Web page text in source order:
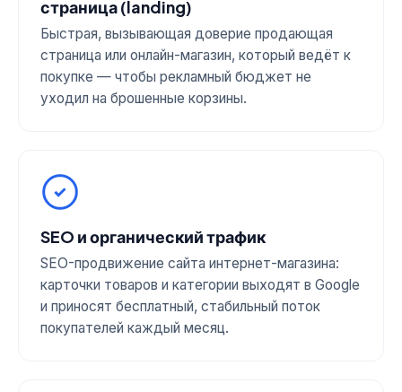
страница (landing)
Быстрая, вызывающая доверие продающая
страница или онлайн-магазин, который ведёт к
покупке — чтобы рекламный бюджет не
уходил на брошенные корзины.
SEO и органический трафик
SEO-продвижение сайта интернет-магазина:
карточки товаров и категории выходят в Google
и приносят бесплатный, стабильный поток
покупателей каждый месяц.